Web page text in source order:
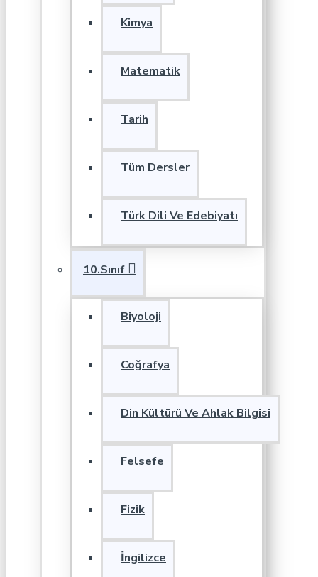
Kimya
Matematik
Tarih
Tüm Dersler
Türk Dili Ve Edebiyatı
10.Sınıf
Biyoloji
Coğrafya
Din Kültürü Ve Ahlak Bilgisi
Felsefe
Fizik
İngilizce